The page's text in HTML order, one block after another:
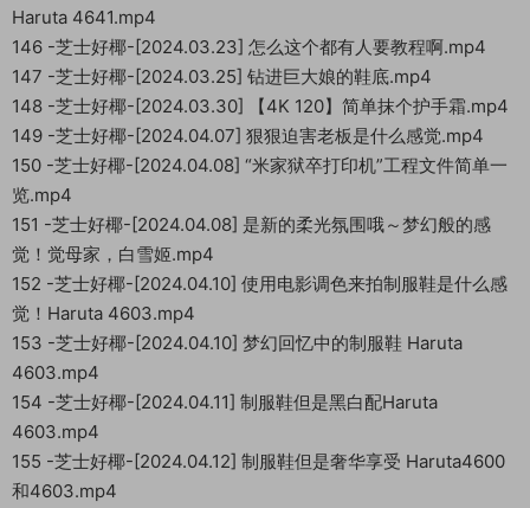
Haruta 4641.mp4
146 -芝士好椰-[2024.03.23] 怎么这个都有人要教程啊.mp4
147 -芝士好椰-[2024.03.25] 钻进巨大娘的鞋底.mp4
148 -芝士好椰-[2024.03.30] 【4K 120】简单抹个护手霜.mp4
149 -芝士好椰-[2024.04.07] 狠狠迫害老板是什么感觉.mp4
150 -芝士好椰-[2024.04.08] “米家狱卒打印机”工程文件简单一
览.mp4
151 -芝士好椰-[2024.04.08] 是新的柔光氛围哦～梦幻般的感
觉！觉母家，白雪姬.mp4
152 -芝士好椰-[2024.04.10] 使用电影调色来拍制服鞋是什么感
觉！Haruta 4603.mp4
153 -芝士好椰-[2024.04.10] 梦幻回忆中的制服鞋 Haruta
4603.mp4
154 -芝士好椰-[2024.04.11] 制服鞋但是黑白配Haruta
4603.mp4
155 -芝士好椰-[2024.04.12] 制服鞋但是奢华享受 Haruta4600
和4603.mp4